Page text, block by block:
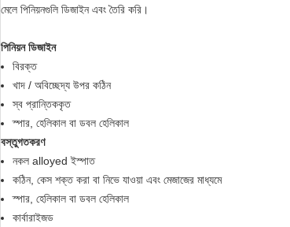
মেলে পিনিয়নগুলি ডিজাইন এবং তৈরি করি।
পিনিয়ন ডিজাইন
বিরক্ত
খাদ / অবিচ্ছেদ্য উপর কঠিন
স্ব প্রান্তিককৃত
স্পার, হেলিকাল বা ডবল হেলিকাল
বস্তুগতকরণ
নকল alloyed ইস্পাত
কঠিন, কেস শক্ত করা বা নিভে যাওয়া এবং মেজাজের মাধ্যমে
স্পার, হেলিকাল বা ডবল হেলিকাল
কার্বারাইজড